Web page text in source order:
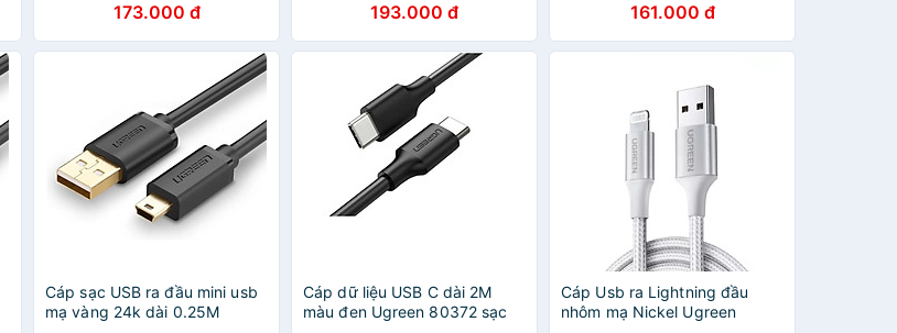
HÀNG CHÍNH HÃNG
173.000 đ
màu đen hàng chính hãng
193.000 đ
nhanh Us300 - HÀNG CHÍNH
HÃNG
161.000 đ
Cáp sạc USB ra đầu mini usb
mạ vàng 24k dài 0.25M
Cáp dữ liệu USB C dài 2M
màu đen Ugreen 80372 sạc
Cáp Usb ra Lightning đầu
nhôm mạ Nickel Ugreen